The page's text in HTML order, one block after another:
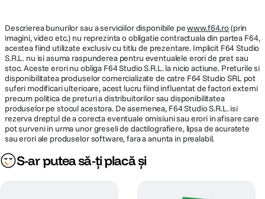
Descrierea bunurilor sau a serviciilor disponibile pewww.f64.ro(prin
imagini, video etc.) nu reprezinta o obligatie contractuala din partea F64,
acestea fiind utilizate exclusiv cu titlu de prezentare. Implicit F64 Studio
S.R.L. nu isi asuma raspunderea pentru eventualele erori de pret sau
stoc. Aceste erori nu obliga F64 Studio S.R.L. la nicio actiune. Preturile si
disponibilitatea produselor comercializate de catre F64 Studio SRL pot
suferi modificari ulterioare, acest lucru fiind influentat de factori externi
precum politica de preturi a distribuitorilor sau disponibilitatea
produselor pe stocul acestora. De asemenea, F64 Studio S.R.L. isi
rezerva dreptul de a corecta eventuale omisiuni sau erori in afisare care
pot surveni in urma unor greseli de dactilografiere, lipsa de acuratete
sau erori ale produselor software, fara a anunta in prealabil.
S-ar putea să-ți placă și